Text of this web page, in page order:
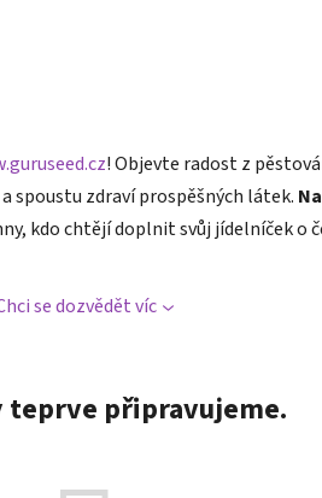
! Objevte radost z
spoustu zdraví prospěšných látek.
kdo chtějí doplnit svůj jídelníček o
se dozvědět víc
teprve připravujeme.